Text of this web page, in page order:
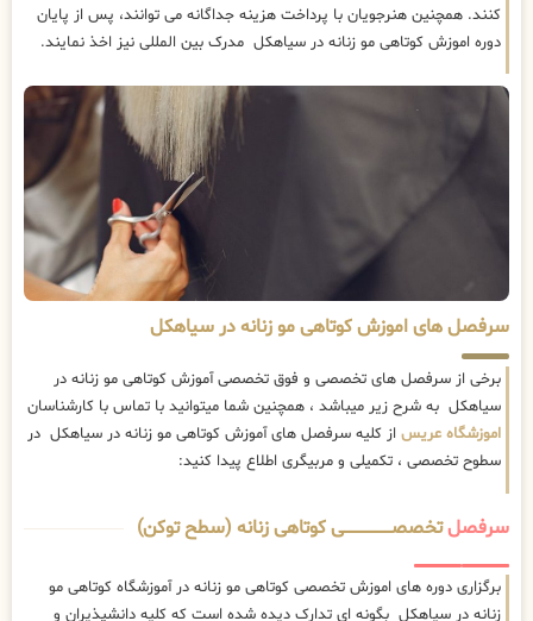
کنند. همچنین هنرجویان با پرداخت هزینه جداگانه می توانند، پس از پایان
دوره اموزش کوتاهی مو زنانه در سیاهکل مدرک بین المللی نیز اخذ نمایند.
سرفصل های اموزش کوتاهی مو زنانه در سیاهکل
برخی از سرفصل های تخصصی و فوق تخصصی آموزش کوتاهی مو زنانه در
سیاهکل به شرح زیر میباشد ، همچنین شما میتوانید با تماس با کارشناسان
اموزشگاه عریس از کلیه سرفصل های آموزش کوتاهی مو زنانه در سیاهکل در
سطوح تخصصی ، تکمیلی و مربیگری اطلاع پیدا کنید:
سرفصلتخصصــــــــــــــــــــی کوتاهی زنانه (سطح توکن)
برگزاری دوره های اموزش تخصصی کوتاهی مو زنانه در آموزشگاه کوتاهی مو
زنانه در سیاهکل بگونه ای تدارک دیده شده است که کلیه دانشپذیران و